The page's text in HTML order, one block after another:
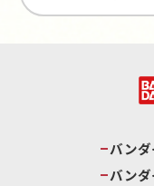
バン
バン